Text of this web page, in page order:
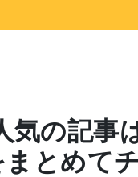
気の記事
とめて